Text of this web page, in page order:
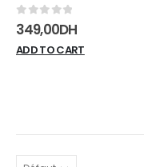
0 sur 5
349,00DH
ADD TO CART